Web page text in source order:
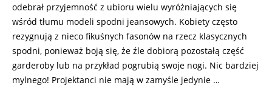
odebrał przyjemność z ubioru wielu wyróżniających się
wśród tłumu modeli spodni jeansowych. Kobiety często
rezygnują z nieco fikuśnych fasonów na rzecz klasycznych
spodni, ponieważ boją się, że źle dobiorą pozostałą część
garderoby lub na przykład pogrubią swoje nogi. Nic bardziej
mylnego! Projektanci nie mają w zamyśle jedynie …